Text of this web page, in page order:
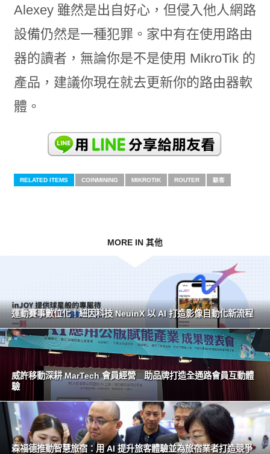
Alexey 雖然是出自好心，但侵入他人網路
設備仍然是一種犯罪。家中有在使用路由
器的讀者，無論你是不是使用 MikroTik 的
產品，建議你現在就去更新你的路由器軟
體。
RELATED ITEMS COINMINING MIKROTIK ROUTER 駭客
MORE IN 其他
運動賽事數位化！紐因科技 NeuinX 以 AI 打造影像自動化新流程
威許移動深耕 MarTech 會員經營 助品牌打造全通路會員互動體
驗
森福德推動智慧旅宿：用 AI 提升旅客體驗並為旅宿業者打造競爭